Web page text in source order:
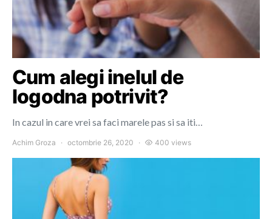
Cum alegi inelul de
logodna potrivit?
In cazul in care vrei sa faci marele pas si sa iti…
Achim Groza octombrie 26, 2020 400 views